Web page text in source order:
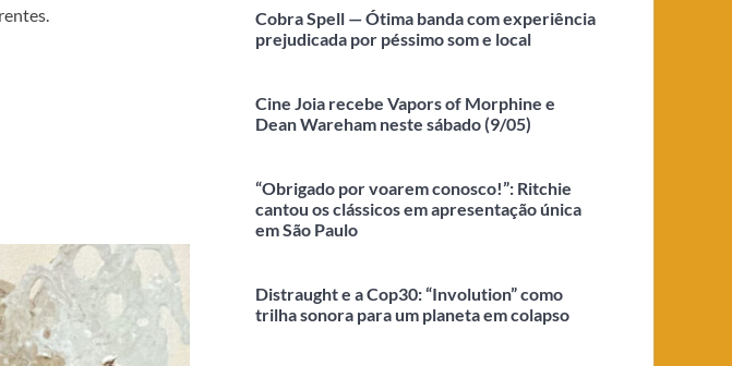
Cobra Spell — Ótima banda com experiência
prejudicada por péssimo som e local
Cine Joia recebe Vapors of Morphine e
Dean Wareham neste sábado (9/05)
“Obrigado por voarem conosco!”: Ritchie
cantou os clássicos em apresentação única
em São Paulo
Distraught e a Cop30: “Involution” como
trilha sonora para um planeta em colapso